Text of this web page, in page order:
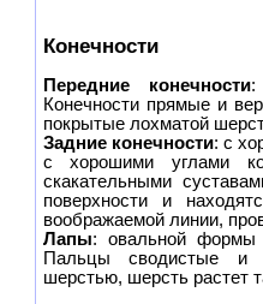
Конечности
Передние конечности:
Конечности прямые и
покрытые лохматой
Задние конечности: с
с хорошими углами
скакательными
поверхности и
воображаемой линии,
Лапы: овальной формы
Пальцы сводистые и
шерстью, шерсть растет